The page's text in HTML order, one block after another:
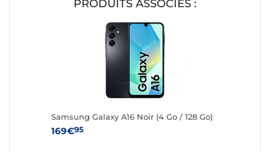
PRODUITS ASSOCIÉS :
Samsung Galaxy A16 Noir (4 Go / 128 Go)
169€95